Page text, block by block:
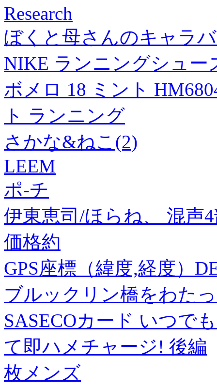
Research
ぼくと母さんのキャラ
NIKE ランニングシュ
ボメロ 18 ミント
ト ランニング
さかな&ねこ(2)
LEEM
ポ-チ
伊東恵司/ほらね、 混声
価格約
GPS座標（緯度,経度）
ブルックリン橋をわた
SASECOカード いつで
て即ハメチャージ! 後編
枚メンズ